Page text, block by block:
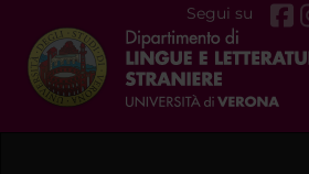
Segui su